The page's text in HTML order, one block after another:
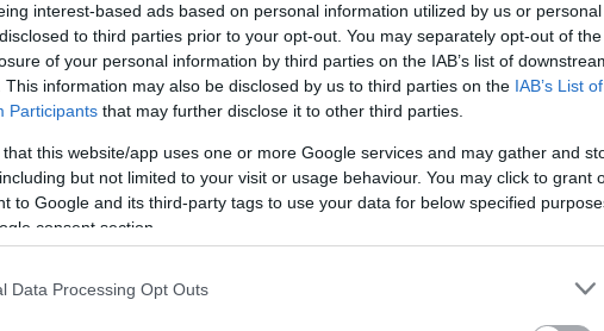
interest-based ads based on personal information utilized by us or personal
to third parties prior to your opt-out. You may separately opt-out of the
of your personal information by third parties on the IAB’s list of
This information may also be disclosed by us to third parties on the IAB’s List of
Participants that may further disclose it to other third parties.
that this website/app uses one or more Google services and may gather and
but not limited to your visit or usage behaviour. You may click to grant
to Google and its third-party tags to use your data for below specified
consent section.
Data Processing Opt Outs
άνεση, το στυλ και τον εξαιρετικό ήχο
και σε υπολογιστή. Πιστοποίημένο για
SKU:04-19-0110 Κωδικός
ΕΑΝ: 5714708004363